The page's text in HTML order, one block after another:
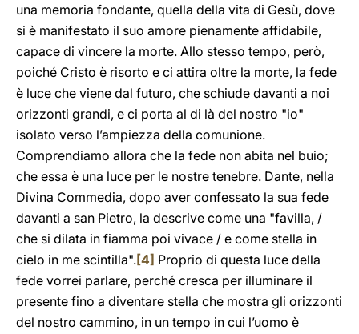
una memoria fondante, quella della vita di Gesù, dove
si è manifestato il suo amore pienamente affidabile,
capace di vincere la morte. Allo stesso tempo, però,
poiché Cristo è risorto e ci attira oltre la morte, la fede
è luce che viene dal futuro, che schiude davanti a noi
orizzonti grandi, e ci porta al di là del nostro "io"
isolato verso l’ampiezza della comunione.
Comprendiamo allora che la fede non abita nel buio;
che essa è una luce per le nostre tenebre. Dante, nella
Divina Commedia, dopo aver confessato la sua fede
davanti a san Pietro, la descrive come una "favilla, /
che si dilata in fiamma poi vivace / e come stella in
cielo in me scintilla".[4] Proprio di questa luce della
fede vorrei parlare, perché cresca per illuminare il
presente fino a diventare stella che mostra gli orizzonti
del nostro cammino, in un tempo in cui l’uomo è